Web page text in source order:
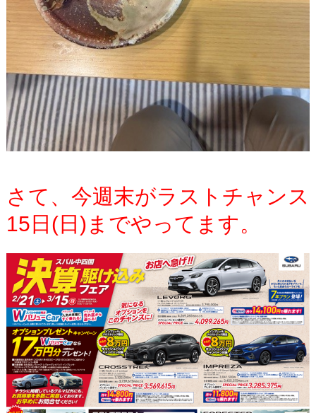
さて、今週末がラストチャンス
15日(日)までやってます。